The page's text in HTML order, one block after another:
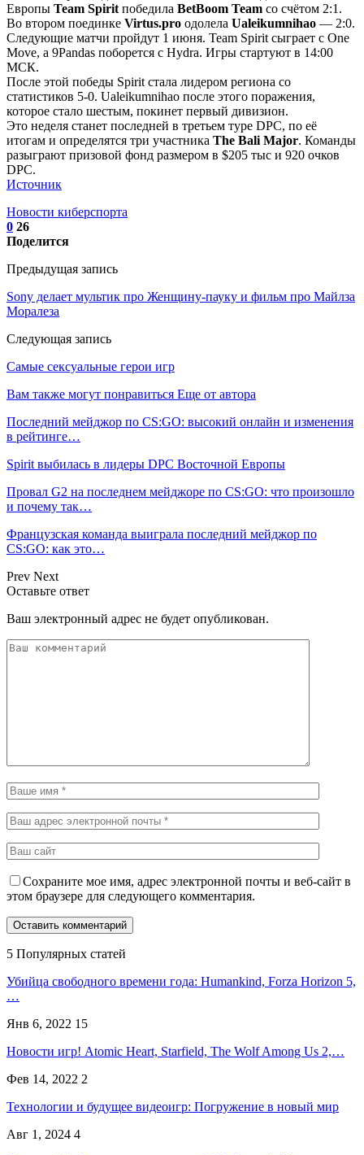
Европы Team Spirit победила BetBoom Team со счётом 2:1.
Во втором поединке Virtus.pro одолела Ualeikumnihao — 2:0.
Следующие матчи пройдут 1 июня. Team Spirit сыграет с One
Move, а 9Pandas поборется с Hydra. Игры стартуют в 14:00
МСК.
После этой победы Spirit стала лидером региона со
статистиков 5-0. Ualeikumnihao после этого поражения,
которое стало шестым, покинет первый дивизион.
Это неделя станет последней в третьем туре DPC, по её
итогам и определятся три участника The Bali Major. Команды
разыграют призовой фонд размером в $205 тыс и 920 очков
DPC.
Источник
Новости киберспорта
0 26
Поделится
Предыдущая запись
Sony делает мультик про Женщину-пауку и фильм про Майлза
Моралеза
Следующая запись
Самые сексуальные герои игр
Вам также могут понравиться Еще от автора
Последний мейджор по CS:GO: высокий онлайн и изменения
в рейтинге…
Spirit выбилась в лидеры DPC Восточной Европы
Провал G2 на последнем мейджоре по CS:GO: что произошло
и почему так…
Французская команда выиграла последний мейджор по
CS:GO: как это…
Prev Next
Оставьте ответ
Ваш электронный адрес не будет опубликован.
Сохраните мое имя, адрес электронной почты и веб-сайт в
этом браузере для следующего комментария.
5 Популярных статей
Убийца свободного времени года: Humankind, Forza Horizon 5,
…
Янв 6, 2022 15
Новости игр! Atomic Heart, Starfield, The Wolf Among Us 2,…
Фев 14, 2022 2
Технологии и будущее видеоигр: Погружение в новый мир
Авг 1, 2024 4